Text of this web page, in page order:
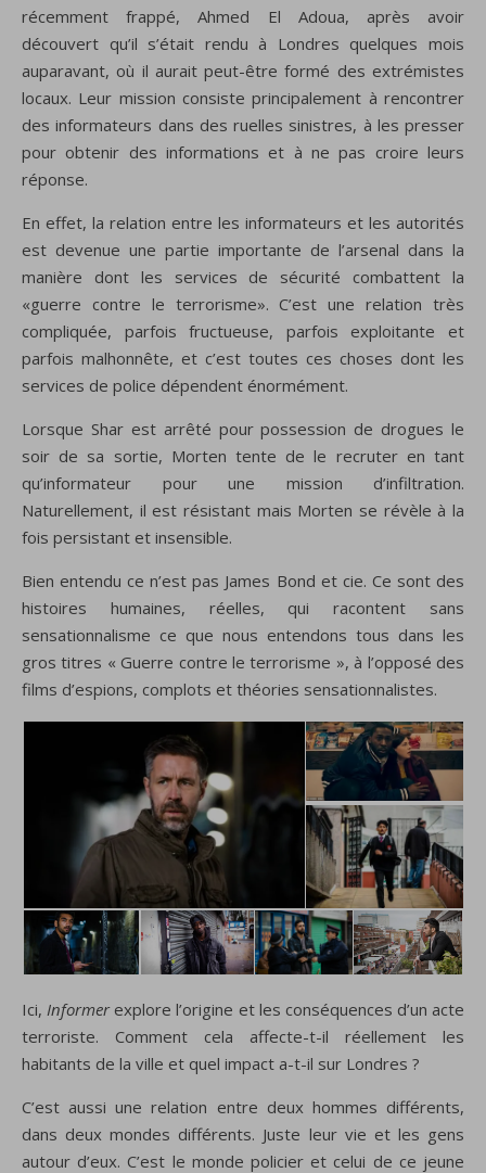
récemment frappé, Ahmed El Adoua, après avoir
découvert qu’il s’était rendu à Londres quelques mois
auparavant, où il aurait peut-être formé des extrémistes
locaux. Leur mission consiste principalement à rencontrer
des informateurs dans des ruelles sinistres, à les presser
pour obtenir des informations et à ne pas croire leurs
réponse.
En effet, la relation entre les informateurs et les autorités
est devenue une partie importante de l’arsenal dans la
manière dont les services de sécurité combattent la
«guerre contre le terrorisme». C’est une relation très
compliquée, parfois fructueuse, parfois exploitante et
parfois malhonnête, et c’est toutes ces choses dont les
services de police dépendent énormément.
Lorsque Shar est arrêté pour possession de drogues le
soir de sa sortie, Morten tente de le recruter en tant
qu’informateur pour une mission d’infiltration.
Naturellement, il est résistant mais Morten se révèle à la
fois persistant et insensible.
Bien entendu ce n’est pas James Bond et cie. Ce sont des
histoires humaines, réelles, qui racontent sans
sensationnalisme ce que nous entendons tous dans les
gros titres « Guerre contre le terrorisme », à l’opposé des
films d’espions, complots et théories sensationnalistes.
Ici, Informerexplore l’origine et les conséquences d’un acte
terroriste. Comment cela affecte-t-il réellement les
habitants de la ville et quel impact a-t-il sur Londres ?
C’est aussi une relation entre deux hommes différents,
dans deux mondes différents. Juste leur vie et les gens
autour d’eux. C’est le monde policier et celui de ce jeune